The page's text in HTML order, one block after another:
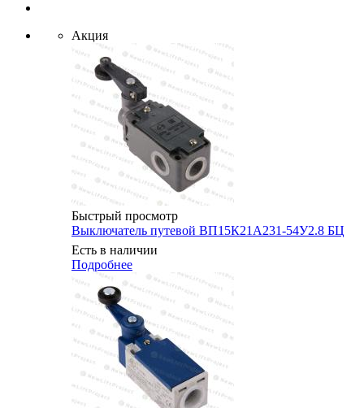
Акция
Быстрый просмотр
Выключатель путевой ВП15К21А231-54У2.8 БЦ
Есть в наличии
Подробнее